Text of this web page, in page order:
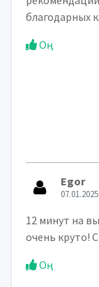
благодарных
Оң
Egor
07.01.2025
12 минут на
очень круто!
Оң